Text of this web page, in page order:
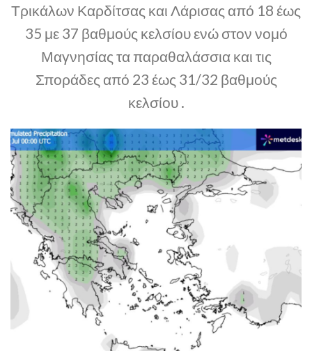
Τρικάλων Καρδίτσας και Λάρισας από 18 έως
35 με 37 βαθμούς κελσίου ενώ στον νομό
Μαγνησίας τα παραθαλάσσια και τις
Σποράδες από 23 έως 31/32 βαθμούς
κελσίου .